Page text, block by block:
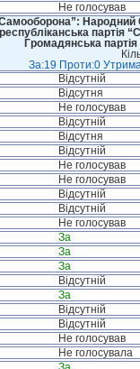
Не голосував
Народний
Громадянська
За:19 Проти:0
Відсутній
Відсутня
Не голосував
Відсутній
Відсутня
Відсутній
Не голосував
Не голосував
Відсутній
Відсутній
Не голосував
За
За
За
Відсутній
За
Відсутній
Відсутній
Не голосував
Не голосувала